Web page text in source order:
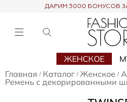
ДАРИМ 3000 БОНУСОВ
ЖЕНСКОЕ
Главная / Каталог / Женское /
Ремень с декорированными